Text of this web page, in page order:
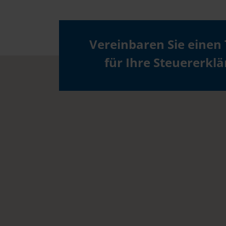
Vereinbaren Sie einen
für Ihre